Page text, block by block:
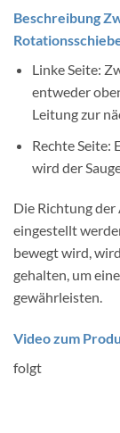
Beschreibung
Linke Seite:
entweder
Leitung zur
Rechte Seite:
wird der
Die Richtung
eingestellt
bewegt wird,
gehalten, um
gewährleisten.
Video zum
folgt